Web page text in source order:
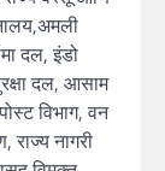
दल, इंडो
दल, आसाम
विभाग, वन
राज्य नागरी